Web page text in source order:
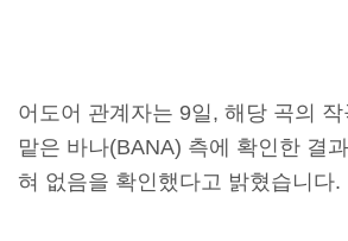
어도어 관계자는 9일, 해당 곡의
맡은 바나(BANA) 측에 확인한 결
혀 없음을 확인했다고 밝혔습니다.